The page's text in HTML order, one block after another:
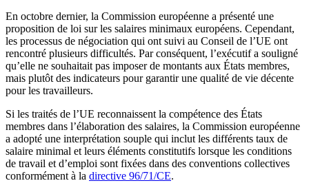
En octobre dernier, la Commission européenne a présenté une
proposition de loi sur les salaires minimaux européens. Cependant,
les processus de négociation qui ont suivi au Conseil de l’UE ont
rencontré plusieurs difficultés. Par conséquent, l’exécutif a souligné
qu’elle ne souhaitait pas imposer de montants aux États membres,
mais plutôt des indicateurs pour garantir une qualité de vie décente
pour les travailleurs.
Si les traités de l’UE reconnaissent la compétence des États
membres dans l’élaboration des salaires, la Commission européenne
a adopté une interprétation souple qui inclut les différents taux de
salaire minimal et leurs éléments constitutifs lorsque les conditions
de travail et d’emploi sont fixées dans des conventions collectives
conformément à la directive 96/71/CE.